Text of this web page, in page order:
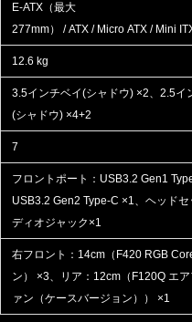
E-ATX（最大
277mm） / ATX / Micro ATX / Mini
12.6 kg
3.5インチベイ(シャドウ) ×2、2.5イ
(シャドウ) ×4+2
7
フロントポート：USB3.2 Gen1
USB3.2 Gen2 Type-C ×1、ヘッドセ
ディオジャック×1
右フロント：14cm（F420 RGB
ン） ×3、リア：12cm（F120Q エ
ァン（ケースバージョン）） ×1